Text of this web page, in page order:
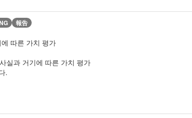
報告
따른 가치 평가
실과 거기에 따른 가치 평가
.